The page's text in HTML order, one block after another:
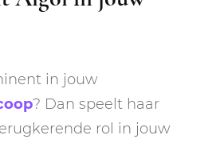
in jouw
? Dan speelt haar
rol in jouw